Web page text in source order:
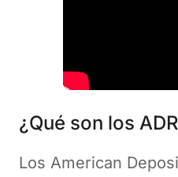
¿Qué son los
Los American